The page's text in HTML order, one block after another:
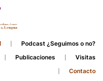
Podcast ¿Seguimos o no?
Publicaciones
Visitas
Contacto